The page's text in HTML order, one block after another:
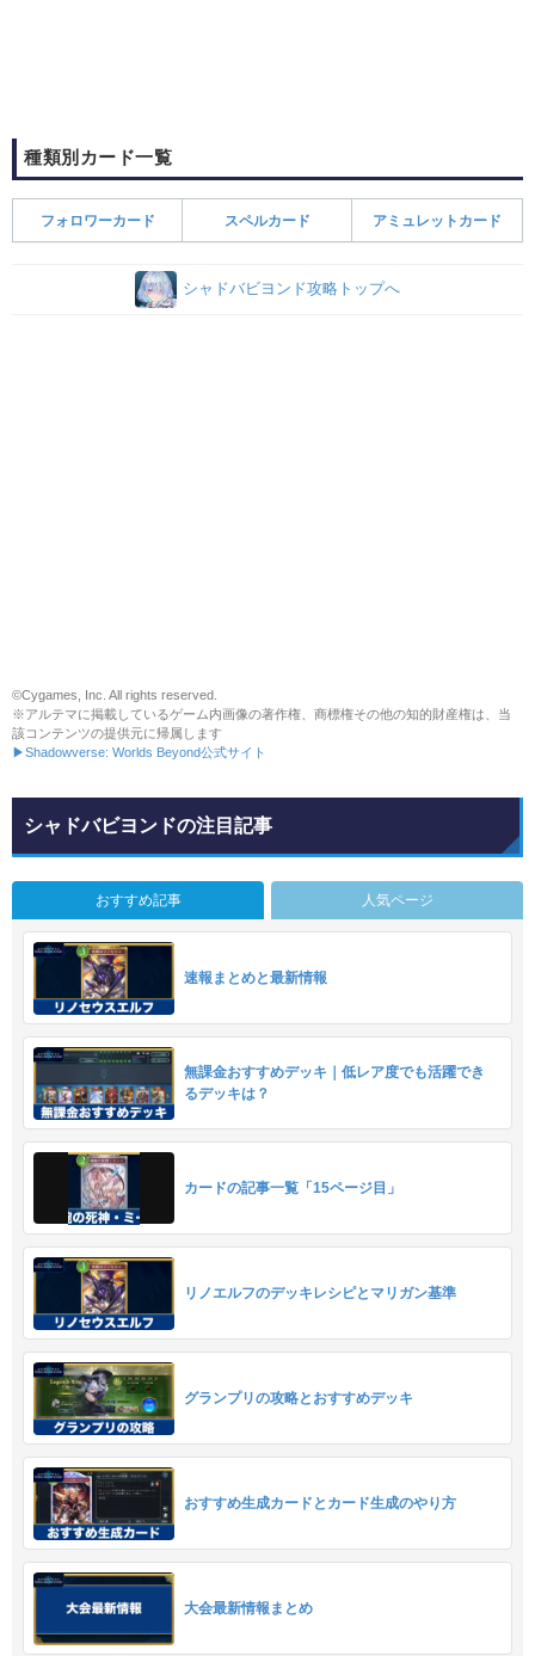
種類別カード一覧
フォロワーカード スペルカード アミュレットカード
シャドバビヨンド攻略トップへ
©Cygames, Inc. All rights reserved.
※アルテマに掲載しているゲーム内画像の著作権、商標権その他の知的財産権は、当
該コンテンツの提供元に帰属します
▶Shadowverse: Worlds Beyond公式サイト
シャドバビヨンドの注目記事
おすすめ記事 人気ページ
速報まとめと最新情報
無課金おすすめデッキ｜低レア度でも活躍でき
るデッキは？
カードの記事一覧「15ページ目」
リノエルフのデッキレシピとマリガン基準
グランプリの攻略とおすすめデッキ
おすすめ生成カードとカード生成のやり方
大会最新情報まとめ